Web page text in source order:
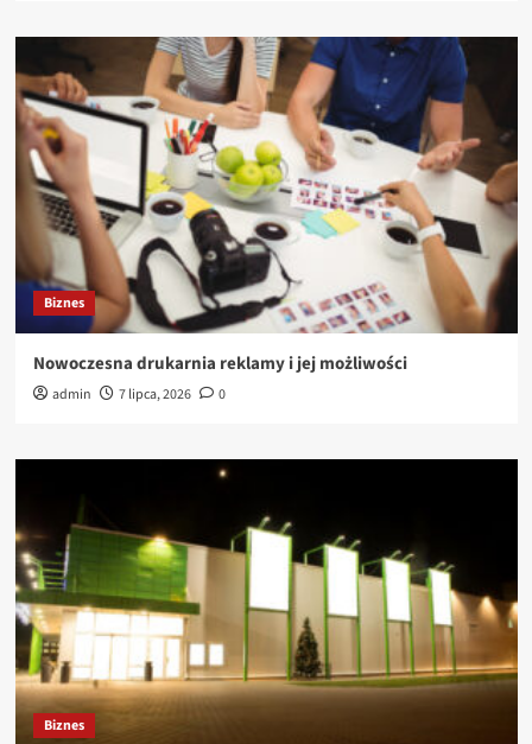
Biznes
Nowoczesna drukarnia reklamy i jej możliwości
admin 7 lipca, 2026 0
Biznes